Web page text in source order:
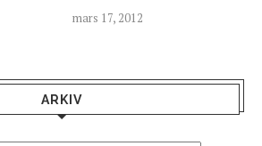
mars 17, 2012
ARKIV